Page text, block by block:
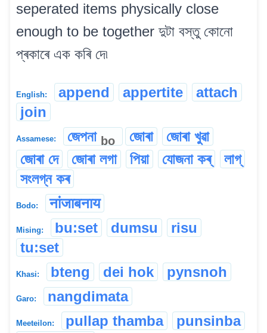
seperated items physically close
enough to be together দুটা বস্তু কোনো
প্ৰকাৰে এক কৰি দে৷
English: append appertite
attach
join
Assamese: জেপনা bo জোৰা
জোৰা খুৱা
জোৰা দে
জোৰা লগা পিয়া যোজনা কৰ্‌
লাগ্
সংলগ্ন কৰ
Bodo: नांजाबनाय
Mising: bu:set dumsu
risu
tu:set
Khasi: bteng dei hok pynsnoh
Garo: nangdimata
Meeteilon: pullap thamba
punsinba